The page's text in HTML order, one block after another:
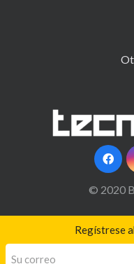
© 2020
Regístrese